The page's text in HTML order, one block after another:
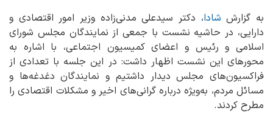
به گزارش شادا، دکتر سیدعلی مدنی‌زاده وزیر امور اقتصادی و
دارایی، در حاشیه نشست با جمعی از نمایندگان مجلس شورای
اسلامی و رئیس و اعضای کمیسیون اجتماعی، با اشاره به
محورهای این نشست اظهار داشت: در این جلسه با تعدادی از
فراکسیون‌های مجلس دیدار داشتیم و نمایندگان دغدغه‌ها و
مسائل مردم، به‌ویژه درباره گرانی‌های اخیر و مشکلات اقتصادی را
مطرح کردند.